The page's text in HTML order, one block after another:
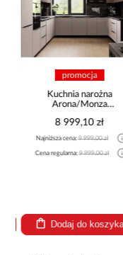
promocja
Kuchnia narożna
Arona/Monza
8 999,10 zł
Najniższa cena:9 999,00 zł
Cena regularna:9 999,00 zł
Dodaj do koszyka